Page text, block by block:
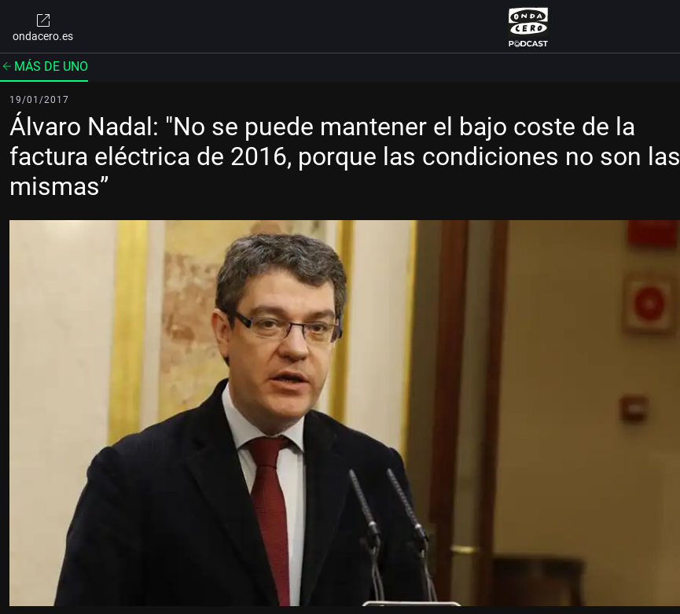
ondacero.es
MÁS DE UNO
19/01/2017
Álvaro Nadal: "No se puede mantener el bajo coste de la
factura eléctrica de 2016, porque las condiciones no son las
mismas”